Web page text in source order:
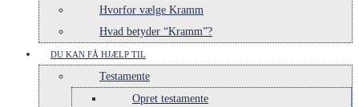
Hvorfor vælge Kramm
Hvad betyder “Kramm”?
DU KAN FÅ HJÆLP TIL
Testamente
Opret testamente